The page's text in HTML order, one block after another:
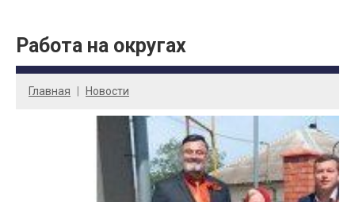
Работа на округах
Главная Новости